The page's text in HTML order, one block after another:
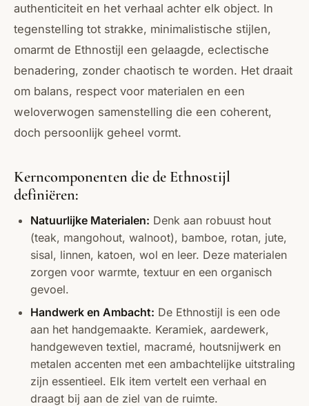
authenticiteit en het verhaal achter elk object. In
tegenstelling tot strakke, minimalistische stijlen,
omarmt de Ethnostijl een gelaagde, eclectische
benadering, zonder chaotisch te worden. Het draait
om balans, respect voor materialen en een
weloverwogen samenstelling die een coherent,
doch persoonlijk geheel vormt.
Kerncomponenten die de Ethnostijl
definiëren:
Natuurlijke Materialen: Denk aan robuust hout
(teak, mangohout, walnoot), bamboe, rotan, jute,
sisal, linnen, katoen, wol en leer. Deze materialen
zorgen voor warmte, textuur en een organisch
gevoel.
Handwerk en Ambacht: De Ethnostijl is een ode
aan het handgemaakte. Keramiek, aardewerk,
handgeweven textiel, macramé, houtsnijwerk en
metalen accenten met een ambachtelijke uitstraling
zijn essentieel. Elk item vertelt een verhaal en
draagt bij aan de ziel van de ruimte.